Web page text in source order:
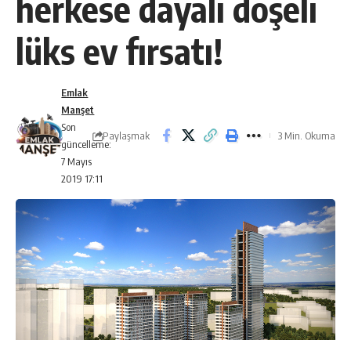
herkese dayalı döşeli
lüks ev fırsatı!
Son
güncelleme:
7 Mayıs
2019 17:11
Emlak
Manşet
Paylaşmak 3 Min. Okuma